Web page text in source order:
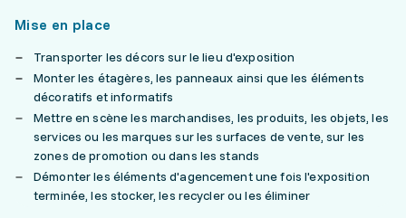
Mise en place
Transporter les décors sur le lieu d'exposition
Monter les étagères, les panneaux ainsi que les éléments
décoratifs et informatifs
Mettre en scène les marchandises, les produits, les objets, les
services ou les marques sur les surfaces de vente, sur les
zones de promotion ou dans les stands
Démonter les éléments d'agencement une fois l'exposition
terminée, les stocker, les recycler ou les éliminer